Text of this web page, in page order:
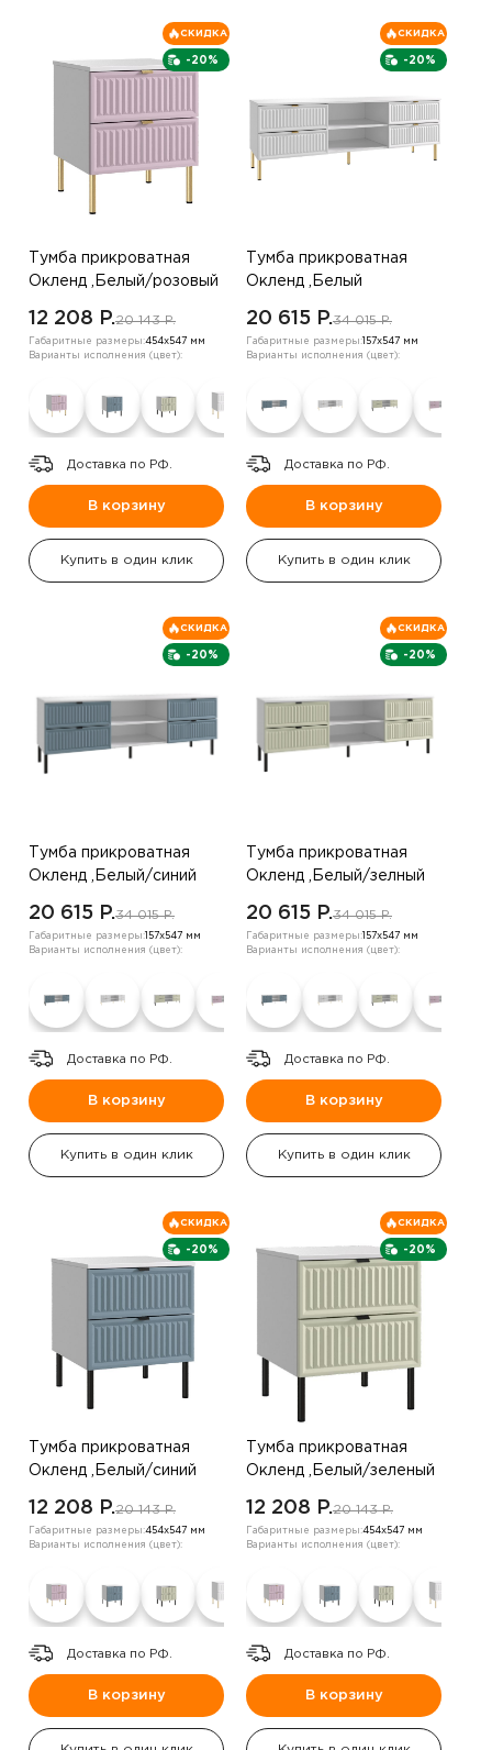
-20%
СКИДКА
Тумба прикроватная
Окленд ,Белый/розовый
12 208 P.20 143 P.
Габаритные размеры:454х547 мм
Варианты исполнения (цвет):
Доставка по РФ.
В корзину
Купить в один клик
-20%
СКИДКА
Тумба прикроватная
Окленд ,Белый
20 615 P.34 015 P.
Габаритные размеры: 157х547 мм
Варианты исполнения (цвет):
Доставка по РФ.
В корзину
Купить в один клик
-20%
СКИДКА
Тумба прикроватная
Окленд ,Белый/синий
20 615 P.34 015 P.
Габаритные размеры: 157х547 мм
Варианты исполнения (цвет):
Доставка по РФ.
В корзину
Купить в один клик
-20%
СКИДКА
Тумба прикроватная
Окленд ,Белый/зелный
20 615 P.34 015 P.
Габаритные размеры: 157х547 мм
Варианты исполнения (цвет):
Доставка по РФ.
В корзину
Купить в один клик
-20%
СКИДКА
Тумба прикроватная
Окленд ,Белый/синий
12 208 P.20 143 P.
Габаритные размеры:454х547 мм
Варианты исполнения (цвет):
Доставка по РФ.
В корзину
-20%
СКИДКА
Тумба прикроватная
Окленд ,Белый/зеленый
12 208 P.20 143 P.
Габаритные размеры:454х547 мм
Варианты исполнения (цвет):
Доставка по РФ.
В корзину